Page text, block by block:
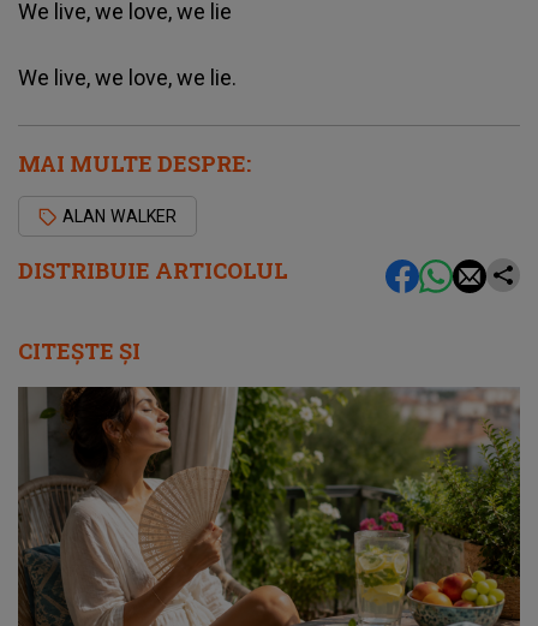
DISTRIBUIE ARTICOLUL
We live, we love, we lie
We live, we love, we lie.
MAI MULTE DESPRE:
ALAN WALKER
CITEȘTE ȘI